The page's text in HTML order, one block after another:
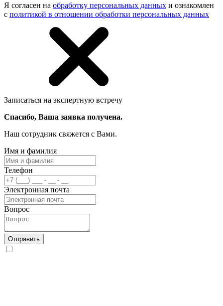
Я согласен на обработку персональных данных и ознакомлен
с политикой в отношении обработки персональных данных
Записаться на экспертную встречу
Спасибо, Ваша заявка получена.
Наш сотрудник свяжется с Вами.
Имя и фамилия
Телефон
Электронная почта
Вопрос
Отправить